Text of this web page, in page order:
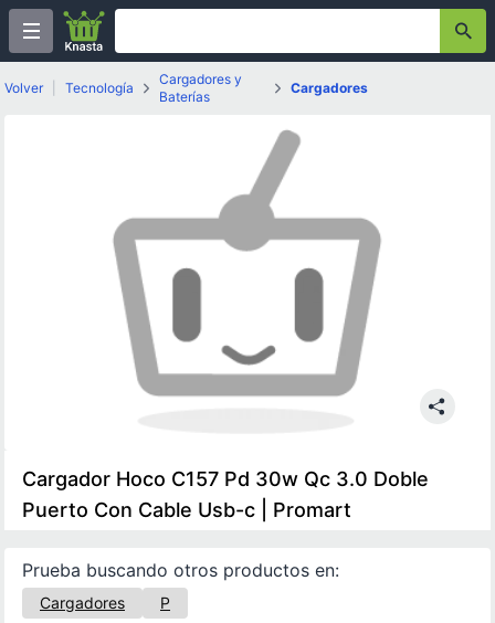
Volver Tecnología
Cargadores y
Baterías
Cargadores
Cargador Hoco C157 Pd 30w Qc 3.0 Doble
Puerto Con Cable Usb-c | Promart
Prueba buscando otros productos en:
Cargadores P